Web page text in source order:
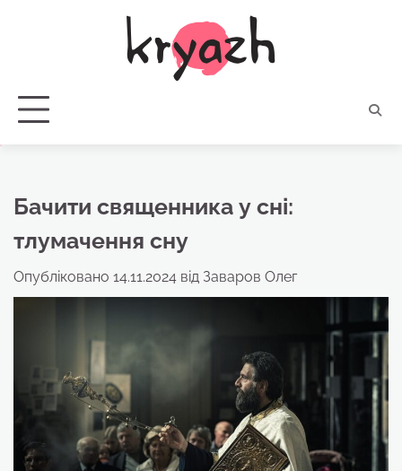
Бачити священника у сні:
тлумачення сну
Опубліковано 14.11.2024 від Заваров Олег